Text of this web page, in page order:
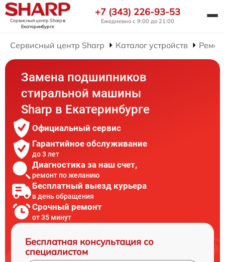
Сервисный центр Sharpв
Екатеринбурге
+7 (343) 226-93-53
Ежедневно с 9:00 до 21:00
Сервисный центр Sharp Каталог устройств
Замена подшипников
стиральной машины
Sharp в Екатеринбурге
Официальный сервис
Гарантийное обслуживание
до 3 лет
Диагностика за наш счет,
ремонт по желанию
Бесплатный выезд курьера
в день обращения
Срочный ремонт
от 35 минут
Бесплатная консультация со
специалистом